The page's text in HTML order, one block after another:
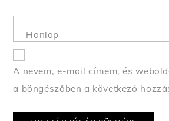
Honlap
A nevem, e-mail címem, és
a böngészőben a következő